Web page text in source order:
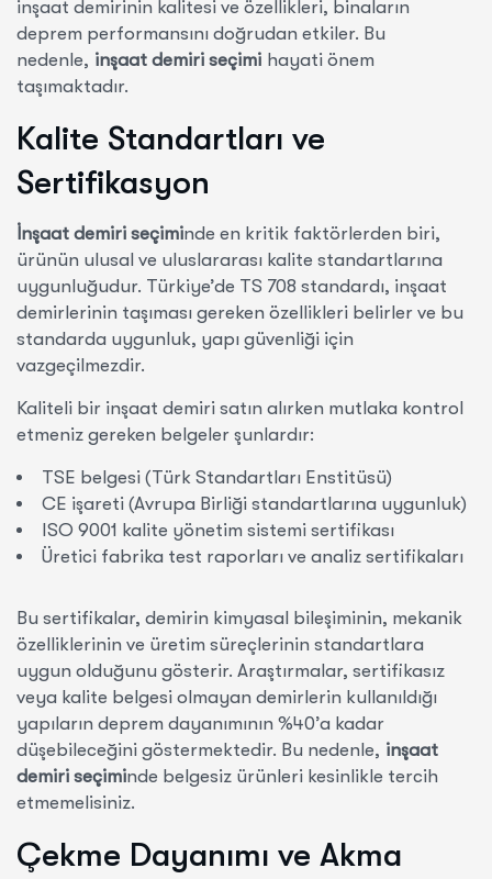
inşaat demirinin kalitesi ve özellikleri, binaların
deprem performansını doğrudan etkiler. Bu
nedenle, inşaat demiri seçimi hayati önem
taşımaktadır.
Kalite Standartları ve
Sertifikasyon
İnşaat demiri seçiminde en kritik faktörlerden biri,
ürünün ulusal ve uluslararası kalite standartlarına
uygunluğudur. Türkiye’de TS 708 standardı, inşaat
demirlerinin taşıması gereken özellikleri belirler ve bu
standarda uygunluk, yapı güvenliği için
vazgeçilmezdir.
Kaliteli bir inşaat demiri satın alırken mutlaka kontrol
etmeniz gereken belgeler şunlardır:
TSE belgesi (Türk Standartları Enstitüsü)
CE işareti (Avrupa Birliği standartlarına uygunluk)
ISO 9001 kalite yönetim sistemi sertifikası
Üretici fabrika test raporları ve analiz sertifikaları
Bu sertifikalar, demirin kimyasal bileşiminin, mekanik
özelliklerinin ve üretim süreçlerinin standartlara
uygun olduğunu gösterir. Araştırmalar, sertifikasız
veya kalite belgesi olmayan demirlerin kullanıldığı
yapıların deprem dayanımının %40’a kadar
düşebileceğini göstermektedir. Bu nedenle, inşaat
demiri seçiminde belgesiz ürünleri kesinlikle tercih
etmemelisiniz.
Çekme Dayanımı ve Akma